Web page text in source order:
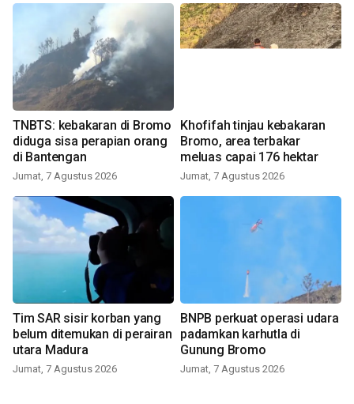
TNBTS: kebakaran di Bromo
diduga sisa perapian orang
di Bantengan
Jumat, 7 Agustus 2026
Khofifah tinjau kebakaran
Bromo, area terbakar
meluas capai 176 hektar
Jumat, 7 Agustus 2026
Tim SAR sisir korban yang
belum ditemukan di perairan
utara Madura
Jumat, 7 Agustus 2026
BNPB perkuat operasi udara
padamkan karhutla di
Gunung Bromo
Jumat, 7 Agustus 2026